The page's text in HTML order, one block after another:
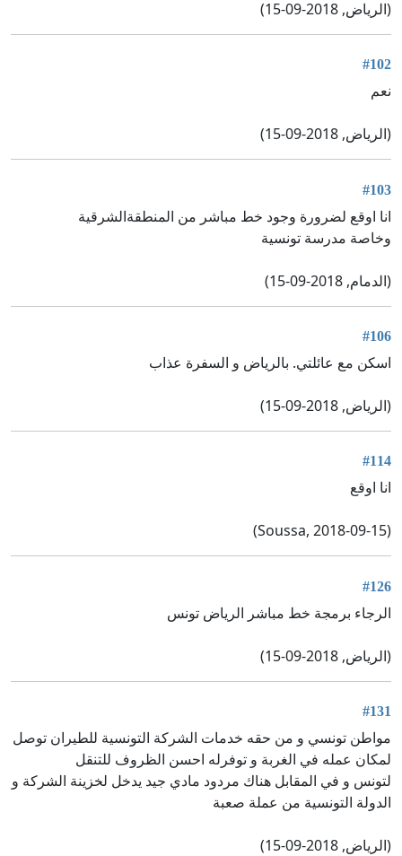
(الرياض, 2018-09-15)
#102
نعم
(الرياض, 2018-09-15)
#103
انا اوقع لضرورة وجود خط مباشر من المنطقةالشرقية
وخاصة مدرسة تونسية
(الدمام, 2018-09-15)
#106
اسكن مع عائلتي. بالرياض و السفرة عذاب
(الرياض, 2018-09-15)
#114
انا اوقع
(Soussa, 2018-09-15)
#126
الرجاء برمجة خط مباشر الرياض تونس
(الرياض, 2018-09-15)
#131
مواطن تونسي و من حقه خدمات الشركة التونسية للطيران توصل
لمكان عمله في الغربة و توفرله احسن الظروف للتنقل
لتونس و في المقابل هناك مردود مادي جيد يدخل لخزينة الشركة و
الدولة التونسية من عملة صعبة
(الرياض, 2018-09-15)